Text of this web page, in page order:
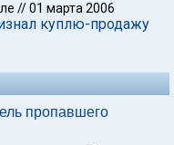
//01 марта 2006
куплю-продажу
пропавшего